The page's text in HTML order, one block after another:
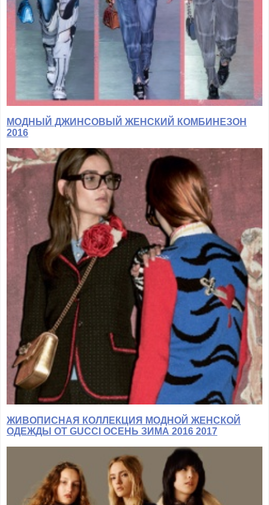
МОДНЫЙ ДЖИНСОВЫЙ ЖЕНСКИЙ КОМБИНЕЗОН
2016
ЖИВОПИСНАЯ КОЛЛЕКЦИЯ МОДНОЙ ЖЕНСКОЙ
ОДЕЖДЫ ОТ GUCCI ОСЕНЬ ЗИМА 2016 2017